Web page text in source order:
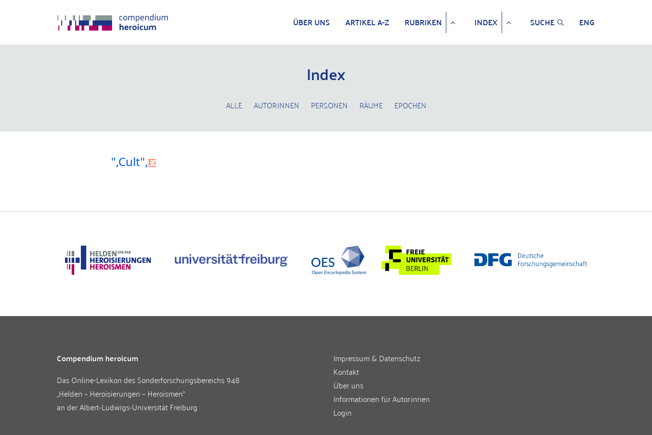
ÜBER UNS ARTIKEL A-Z RUBRIKEN INDEX SUCHE ENG
Index
ALLE AUTOR:INNEN PERSONEN RÄUME EPOCHEN
",Cult",
Compendium heroicum
Das Online-Lexikon desSonderforschungsbereichs 948
„Helden – Heroisierungen – Heroismen“
an derAlbert-Ludwigs-Universität Freiburg
Impressum & Datenschutz
Kontakt
Über uns
Informationen für Autor:innen
Login